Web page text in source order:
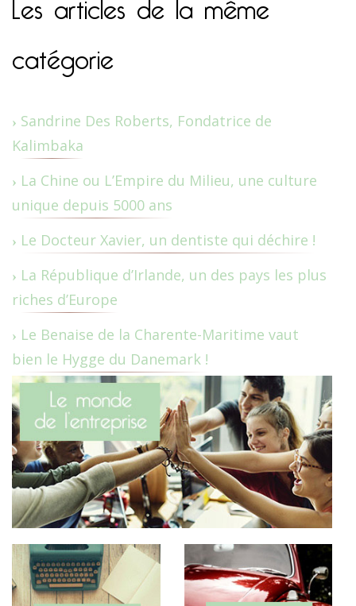
catégorie
Sandrine Des Roberts, Fondatrice de
Kalimbaka
La Chine ou L’Empire du Milieu, une culture
unique depuis 5000 ans
Le Docteur Xavier, un dentiste qui déchire !
La République d’Irlande, un des pays les plus
riches d’Europe
Le Benaise de la Charente-Maritime vaut
bien le Hygge du Danemark !